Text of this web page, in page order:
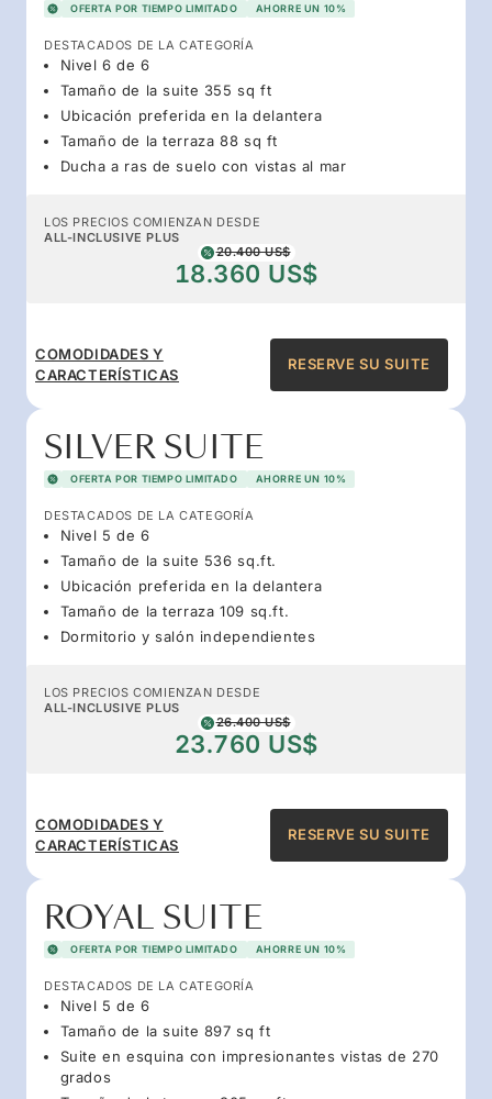
OFERTA POR TIEMPO LIMITADO AHORRE UN 10%
DESTACADOS DE LA CATEGORÍA
Nivel 6 de 6
Tamaño de la suite 355 sq ft
Ubicación preferida en la delantera
Tamaño de la terraza 88 sq ft
Ducha a ras de suelo con vistas al mar
LOS PRECIOS COMIENZAN DESDE
ALL-INCLUSIVE PLUS
20.400 US$
18.360 US$
COMODIDADES Y
CARACTERÍSTICAS
RESERVE SU SUITE
SILVER SUITE
OFERTA POR TIEMPO LIMITADO AHORRE UN 10%
DESTACADOS DE LA CATEGORÍA
Nivel 5 de 6
Tamaño de la suite 536 sq.ft.
Ubicación preferida en la delantera
Tamaño de la terraza 109 sq.ft.
Dormitorio y salón independientes
LOS PRECIOS COMIENZAN DESDE
ALL-INCLUSIVE PLUS
26.400 US$
23.760 US$
COMODIDADES Y
CARACTERÍSTICAS
RESERVE SU SUITE
ROYAL SUITE
OFERTA POR TIEMPO LIMITADO AHORRE UN 10%
DESTACADOS DE LA CATEGORÍA
Nivel 5 de 6
Tamaño de la suite 897 sq ft
Suite en esquina con impresionantes vistas de 270
grados